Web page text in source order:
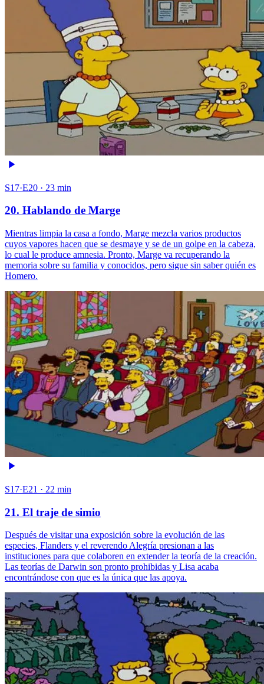
S17·E20 · 23 min
20. Hablando de Marge
Mientras limpia la casa a fondo, Marge mezcla varios productos
cuyos vapores hacen que se desmaye y se de un golpe en la cabeza,
lo cual le produce amnesia. Pronto, Marge va recuperando la
memoria sobre su familia y conocidos, pero sigue sin saber quién es
Homero.
S17·E21 · 22 min
21. El traje de simio
Después de visitar una exposición sobre la evolución de las
especies, Flanders y el reverendo Alegría presionan a las
instituciones para que colaboren en extender la teoría de la creación.
Las teorías de Darwin son pronto prohibidas y Lisa acaba
encontrándose con que es la única que las apoya.